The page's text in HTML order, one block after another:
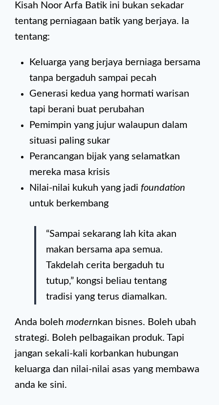
Kisah Noor Arfa Batik ini bukan sekadar
tentang perniagaan batik yang berjaya. Ia
tentang:
Keluarga yang berjaya berniaga bersama
tanpa bergaduh sampai pecah
Generasi kedua yang hormati warisan
tapi berani buat perubahan
Pemimpin yang jujur walaupun dalam
situasi paling sukar
Perancangan bijak yang selamatkan
mereka masa krisis
Nilai-nilai kukuh yang jadi foundation
untuk berkembang
“Sampai sekarang lah kita akan
makan bersama apa semua.
Takdelah cerita bergaduh tu
tutup,” kongsi beliau tentang
tradisi yang terus diamalkan.
Anda boleh modern kan bisnes. Boleh ubah
strategi. Boleh pelbagaikan produk. Tapi
jangan sekali-kali korbankan hubungan
keluarga dan nilai-nilai asas yang membawa
anda ke sini.